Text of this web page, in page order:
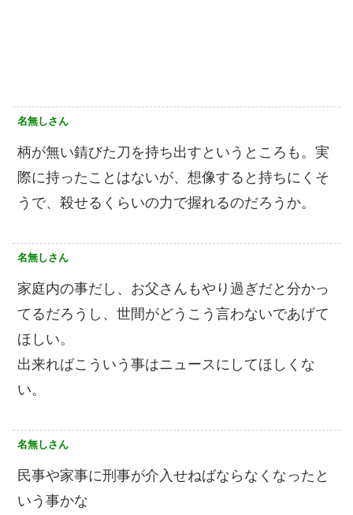
名無しさん
柄が無い錆びた刀を持ち出すというところも。実
際に持ったことはないが、想像すると持ちにくそ
うで、殺せるくらいの力で握れるのだろうか。
名無しさん
家庭内の事だし、お父さんもやり過ぎだと分かっ
てるだろうし、世間がどうこう言わないであげて
ほしい。
出来ればこういう事はニュースにしてほしくな
い。
名無しさん
民事や家事に刑事が介入せねばならなくなったと
いう事かな